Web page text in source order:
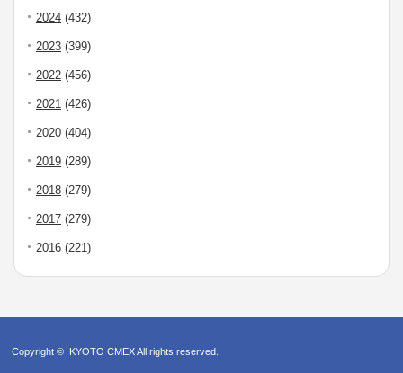
2024 (432)
2023 (399)
2022 (456)
2021 (426)
2020 (404)
2019 (289)
2018 (279)
2017 (279)
2016 (221)
Copyright © KYOTO CMEXAll rights reserved.